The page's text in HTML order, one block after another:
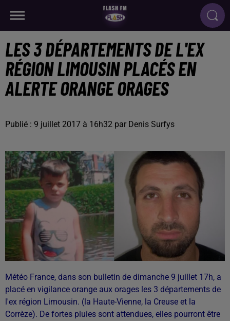
LES 3 DÉPARTEMENTS DE L'EX
RÉGION LIMOUSIN PLACÉS EN
ALERTE ORANGE ORAGES
Publié : 9 juillet 2017 à 16h32 par Denis Surfys
Météo France, dans son bulletin de dimanche 9 juillet 17h, a
placé en vigilance orange aux orages les 3 départements de
l'ex région Limousin. (la Haute-Vienne, la Creuse et la
Corrèze). De fortes pluies sont attendues, elles pourront être